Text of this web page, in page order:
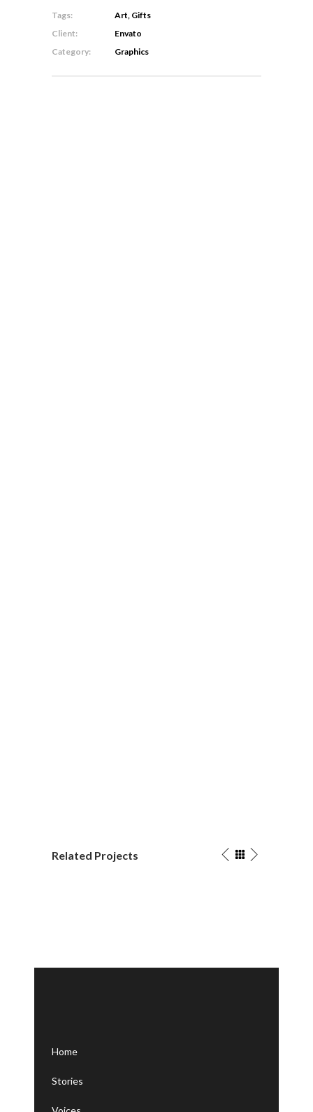
Tags:
Art, Gifts
Client:
Envato
Category:
Graphics
Related Projects
Home
Stories